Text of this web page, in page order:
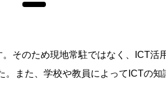
そのため現地常駐ではなく、ICT活
また、学校や教員によってICTの知